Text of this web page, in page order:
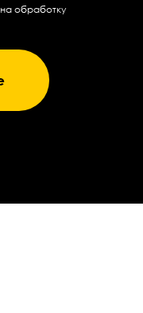
на обработку